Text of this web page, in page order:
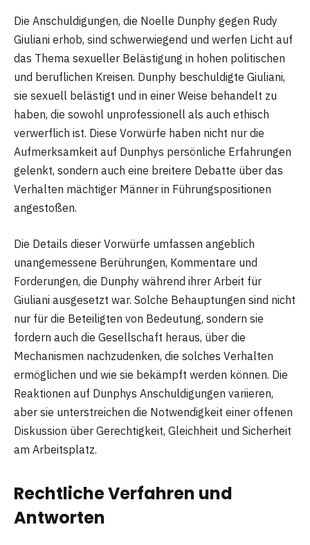
Die Anschuldigungen, die Noelle Dunphy gegen Rudy
Giuliani erhob, sind schwerwiegend und werfen Licht auf
das Thema sexueller Belästigung in hohen politischen
und beruflichen Kreisen. Dunphy beschuldigte Giuliani,
sie sexuell belästigt und in einer Weise behandelt zu
haben, die sowohl unprofessionell als auch ethisch
verwerflich ist. Diese Vorwürfe haben nicht nur die
Aufmerksamkeit auf Dunphys persönliche Erfahrungen
gelenkt, sondern auch eine breitere Debatte über das
Verhalten mächtiger Männer in Führungspositionen
angestoßen.
Die Details dieser Vorwürfe umfassen angeblich
unangemessene Berührungen, Kommentare und
Forderungen, die Dunphy während ihrer Arbeit für
Giuliani ausgesetzt war. Solche Behauptungen sind nicht
nur für die Beteiligten von Bedeutung, sondern sie
fordern auch die Gesellschaft heraus, über die
Mechanismen nachzudenken, die solches Verhalten
ermöglichen und wie sie bekämpft werden können. Die
Reaktionen auf Dunphys Anschuldigungen variieren,
aber sie unterstreichen die Notwendigkeit einer offenen
Diskussion über Gerechtigkeit, Gleichheit und Sicherheit
am Arbeitsplatz.
Rechtliche Verfahren und
Antworten